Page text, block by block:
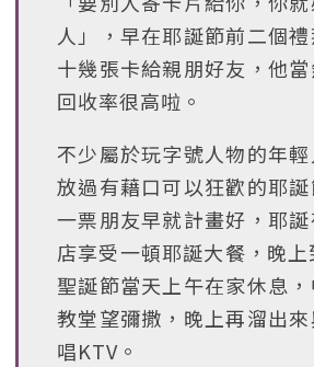
人」，早在耶誕節前二個
十幾張卡給親朋好友，他
回收率很高啦。
不少屬於玩字號人物的年
放過有藉口可以狂歡的耶
一票朋友早就計畫好，耶
店享受一頓耶誕大餐，晚上
聖誕節當天上午在家休息
教堂望彌撒，晚上再溜出
唱KTV。